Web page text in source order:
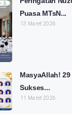
Puasa MTsN...
13 Maret 2026
MasyaAllah!
Sukses...
11 Maret 2026